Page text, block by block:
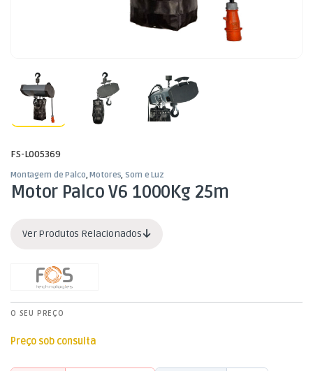
FS-L005369
Montagem de Palco,Motores,Som e Luz
Motor Palco V6 1000Kg 25m
Ver Produtos Relacionados
O SEU PREÇO
Preço sob consulta